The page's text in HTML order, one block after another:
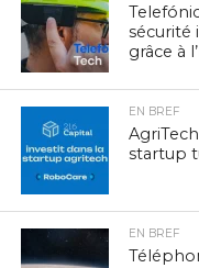
sécurité
grâce à
EN BREF
startup
EN BREF